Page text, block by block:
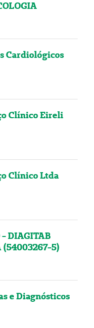
Cardiológicos
Clínico Eireli
Clínico Ltda
- DIAGITAB
(54003267-5)
e Diagnósticos